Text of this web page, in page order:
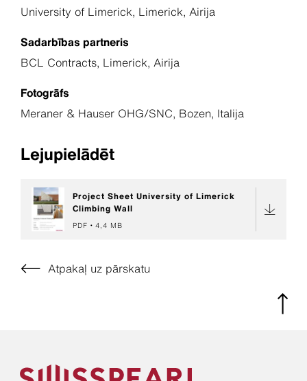
University of Limerick, Limerick, Airija
Sadarbības partneris
BCL Contracts, Limerick, Airija
Fotogrāfs
Meraner & Hauser OHG/SNC, Bozen, Italija
Lejupielādēt
Project Sheet University of Limerick
Climbing Wall
PDF 4,4 MB
Atpakaļ uz pārskatu